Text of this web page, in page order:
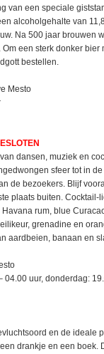
van een speciale
alcoholgehalte van
Na 500 jaar brouwen
een sterk donker
bestellen.
Mesto
dansen, muziek en
sfeer tot in
de bezoekers. Blijf
plaats buiten.
rum, blue
grenadine en
aardbeien, banaan en
uur, donderdag:
en de ideale
drankje en een boek.